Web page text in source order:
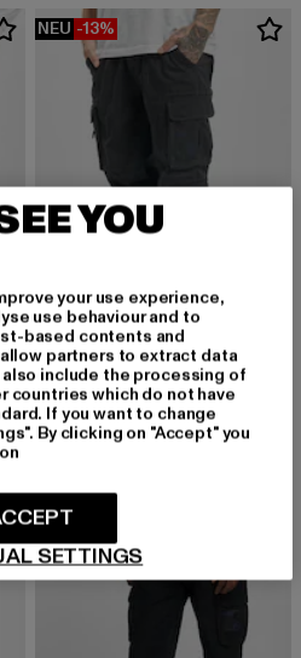
59,99 EUR
NEU -13%
BRANDIT
Pure Vintage
52,19 EUR
Derzeitiger Preis: 52,19 EUR
59,99 EURAktionspreis:
NEU
YOU
your use experience,
use behaviour and to
based contents and
partners to extract data
include the processing of
countries which do not have
If you want to change
By clicking on "Accept" you
SETTINGS